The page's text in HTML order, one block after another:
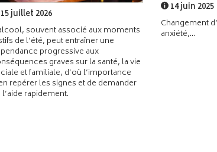
15 juillet 2026
souvent associé aux moments
de l’été, peut entraîner une
progressive aux
graves sur la santé, la vie
et familiale, d’où l’importance
repérer les signes et de demander
l’aide rapidement.
14 juin 2025
Changement
anxiété,...